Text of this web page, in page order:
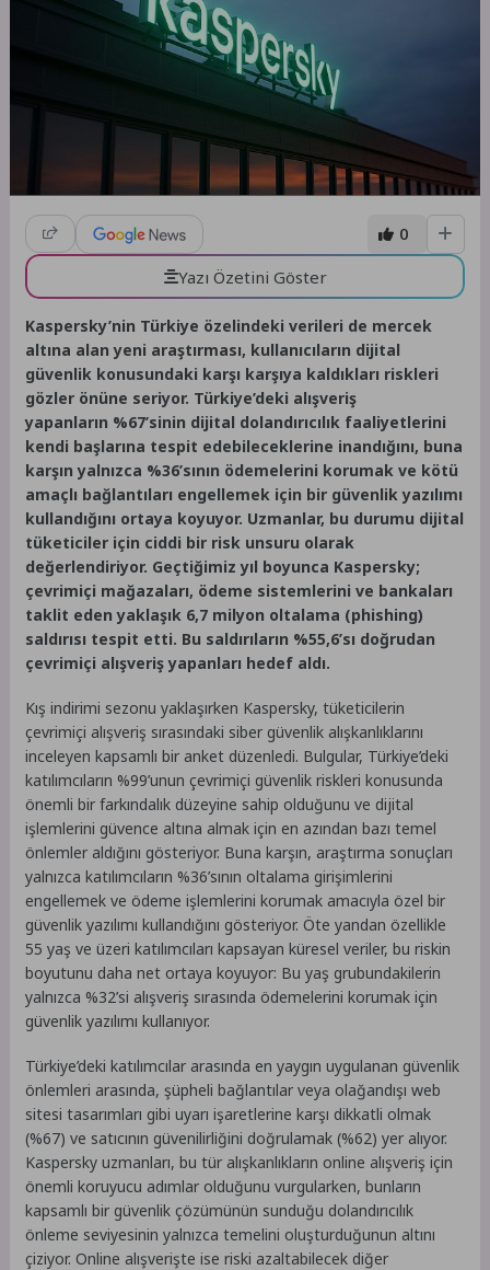
0
Yazı Özetini Göster
Kaspersky’nin Türkiye özelindeki verileri de mercek
altına alan yeni araştırması, kullanıcıların dijital
güvenlik konusundaki karşı karşıya kaldıkları riskleri
gözler önüne seriyor. Türkiye’deki alışveriş
yapanların %67’sinin dijital dolandırıcılık faaliyetlerini
kendi başlarına tespit edebileceklerine inandığını, buna
karşın yalnızca %36’sının ödemelerini korumak ve kötü
amaçlı bağlantıları engellemek için bir güvenlik yazılımı
kullandığını ortaya koyuyor. Uzmanlar, bu durumu dijital
tüketiciler için ciddi bir risk unsuru olarak
değerlendiriyor. Geçtiğimiz yıl boyunca Kaspersky;
çevrimiçi mağazaları, ödeme sistemlerini ve bankaları
taklit eden yaklaşık 6,7 milyon oltalama (phishing)
saldırısı tespit etti. Bu saldırıların %55,6’sı doğrudan
çevrimiçi alışveriş yapanları hedef aldı.
Kış indirimi sezonu yaklaşırken Kaspersky, tüketicilerin
çevrimiçi alışveriş sırasındaki siber güvenlik alışkanlıklarını
inceleyen kapsamlı bir anket düzenledi. Bulgular, Türkiye’deki
katılımcıların %99’unun çevrimiçi güvenlik riskleri konusunda
önemli bir farkındalık düzeyine sahip olduğunu ve dijital
işlemlerini güvence altına almak için en azından bazı temel
önlemler aldığını gösteriyor. Buna karşın, araştırma sonuçları
yalnızca katılımcıların %36’sının oltalama girişimlerini
engellemek ve ödeme işlemlerini korumak amacıyla özel bir
güvenlik yazılımı kullandığını gösteriyor. Öte yandan özellikle
55 yaş ve üzeri katılımcıları kapsayan küresel veriler, bu riskin
boyutunu daha net ortaya koyuyor: Bu yaş grubundakilerin
yalnızca %32’si alışveriş sırasında ödemelerini korumak için
güvenlik yazılımı kullanıyor.
Türkiye’deki katılımcılar arasında en yaygın uygulanan güvenlik
önlemleri arasında, şüpheli bağlantılar veya olağandışı web
sitesi tasarımları gibi uyarı işaretlerine karşı dikkatli olmak
(%67) ve satıcının güvenilirliğini doğrulamak (%62) yer alıyor.
Kaspersky uzmanları, bu tür alışkanlıkların online alışveriş için
önemli koruyucu adımlar olduğunu vurgularken, bunların
kapsamlı bir güvenlik çözümünün sunduğu dolandırıcılık
önleme seviyesinin yalnızca temelini oluşturduğunun altını
çiziyor. Online alışverişte ise riski azaltabilecek diğer